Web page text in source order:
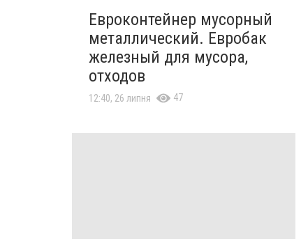
Евроконтейнер мусорный
металлический. Евробак
железный для мусора,
отходов
12:40, 26 липня 47